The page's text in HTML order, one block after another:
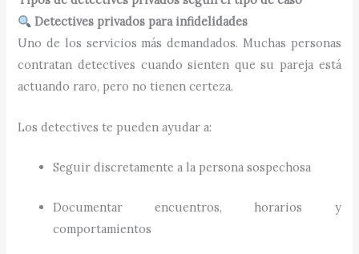
Detectives privados para infidelidades
Uno de los servicios más demandados. Muchas personas
contratan detectives cuando sienten que su pareja está
actuando raro, pero no tienen certeza.
Los detectives te pueden ayudar a:
Seguir discretamente a la persona sospechosa
Documentar encuentros, horarios y
comportamientos